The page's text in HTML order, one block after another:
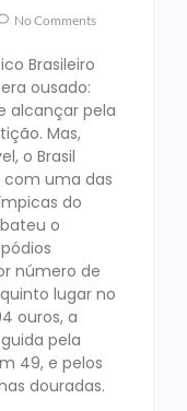
No Comments
Brasileiro
ousado:
alcançar pela
Mas,
o Brasil
uma das
do
o
número de
lugar no
ouros, a
pela
49, e pelos
douradas.